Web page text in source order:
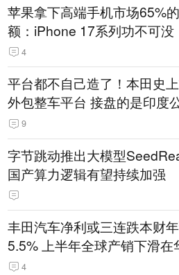
苹果拿下高端手机市场65%
额：iPhone 17系列功不可没
4
平台都不自己造了！本田史
外包整车平台 接盘的是印度
9
字节跳动推出大模型
国产算力逻辑有望持续加强
丰田汽车净利或三连跌本财
5.5% 上半年全球产销下滑在
14.3万辆
4